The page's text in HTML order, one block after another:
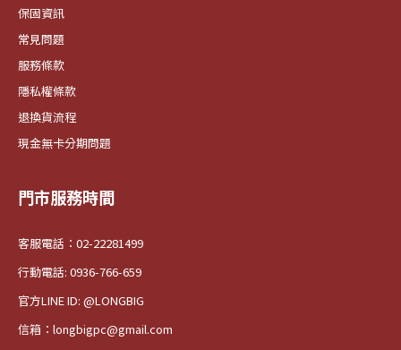
保固資訊
常見問題
服務條款
隱私權條款
退換貨流程
現金無卡分期問題
門市服務時間
客服電話：02-22281499
行動電話: 0936-766-659
官方LINE ID: @LONGBIG
信箱：longbigpc@gmail.com